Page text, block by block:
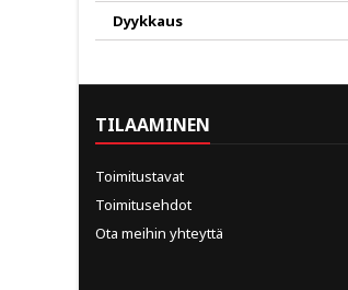
Dyykkaus
TILAAMINEN
Toimitustavat
Toimitusehdot
Ota meihin yhteyttä